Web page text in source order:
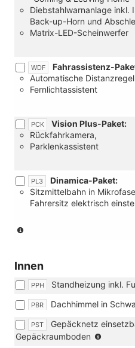
Diebstahlwarnanlage inkl.
Back-up-Horn und
Matrix-LED-Scheinwerfer
WDF
Fahrassistenz-
Automatische
Fernlichtassistent
PCK
Vision Plus-Paket:
Rückfahrkamera,
Parklenkassistent
PL3
Dinamica-Paket:
Sitzmittelbahn in
Fahrersitz elektrisch
mit:
Matrix-
LED-
Scheinwerfer
oder
[P27]
FR
Innen
PPH Standheizung inkl.
PBR Dachhimmel in
PST
Gepäcknetz
Gepäckraumboden